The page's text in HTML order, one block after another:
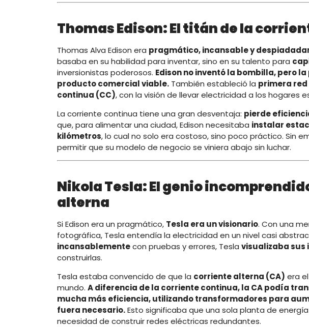
Thomas Edison: El titán de la
Thomas Alva Edison era pragmático, incansable y
basaba en su habilidad para inventar, sino en su talento para
inversionistas poderosos. Edison no inventó la bombilla, pero
producto comercial viable. También estableció la primera
continua (CC), con la visión de llevar electricidad a los hogares
La corriente continua tiene una gran desventaja: pierde
que, para alimentar una ciudad, Edison necesitaba instalar
kilómetros, lo cual no solo era costoso, sino poco práctico. Sin
permitir que su modelo de negocio se viniera abajo sin luchar.
Nikola Tesla: El genio
alterna
Si Edison era un pragmático, Tesla era un visionario. Con una
fotográfica, Tesla entendía la electricidad en un nivel casi
incansablementecon pruebas y errores, Tesla visualizaba sus
construirlas.
Tesla estaba convencido de que la corriente alterna (CA) era
mundo. A diferencia de la corriente continua, la CA podía
mucha más eficiencia, utilizando transformadores para
fuera necesario.Esto significaba que una sola planta de
necesidad de construir redes eléctricas redundantes.